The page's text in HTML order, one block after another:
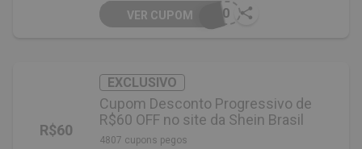
S20
VER CUPOM
R$60
EXCLUSIVO
Cupom Desconto Progressivo de
R$60 OFF no site da Shein Brasil
4807 cupons pegos